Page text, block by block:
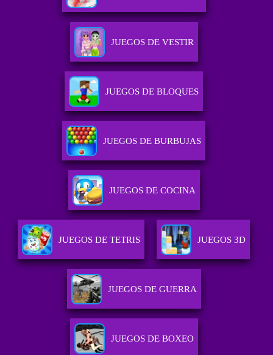
JUEGOS DE VESTIR
JUEGOS DE BLOQUES
JUEGOS DE BURBUJAS
JUEGOS DE COCINA
JUEGOS DE TETRIS JUEGOS 3D
JUEGOS DE GUERRA
JUEGOS DE BOXEO